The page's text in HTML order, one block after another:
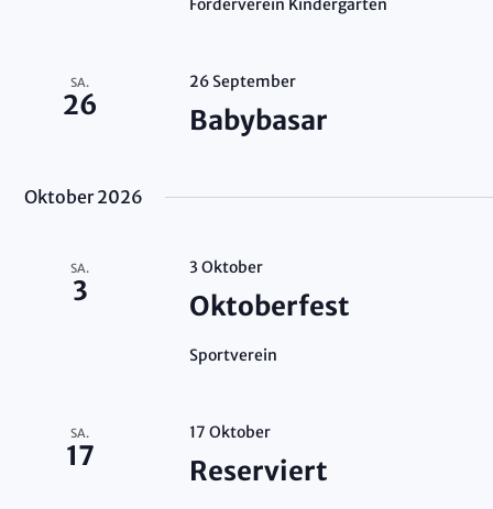
Förderverein Kindergarten
SA.
26
26 September
Babybasar
Oktober 2026
SA.
3
3 Oktober
Oktoberfest
Sportverein
SA.
17
17 Oktober
Reserviert